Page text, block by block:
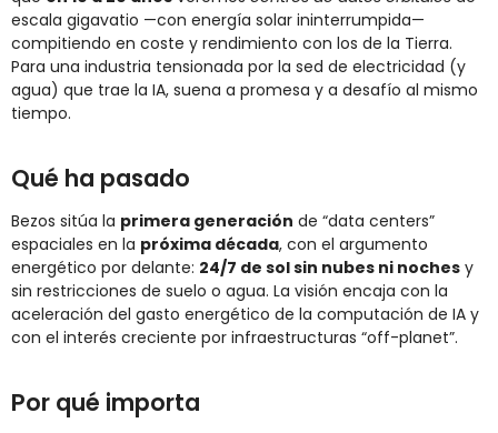
escala gigavatio —con energía solar ininterrumpida—
compitiendo en coste y rendimiento con los de la Tierra.
Para una industria tensionada por la sed de electricidad (y
agua) que trae la IA, suena a promesa y a desafío al mismo
tiempo.
Qué ha pasado
Bezos sitúa la primera generación de “data centers”
espaciales en la próxima década, con el argumento
energético por delante: 24/7 de sol sin nubes ni noches y
sin restricciones de suelo o agua. La visión encaja con la
aceleración del gasto energético de la computación de IA y
con el interés creciente por infraestructuras “off-planet”.
Por qué importa